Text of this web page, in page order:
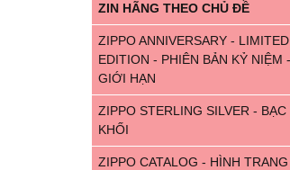
ZIN HÃNG THEO CHỦ ĐỀ
ZIPPO ANNIVERSARY - LIMITED
EDITION - PHIÊN BẢN KỶ NIỆM -
GIỚI HẠN
ZIPPO STERLING SILVER - BẠC
KHỐI
ZIPPO CATALOG - HÌNH TRANG